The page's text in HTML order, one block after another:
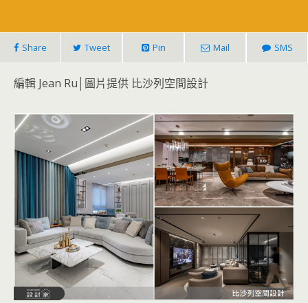
Share Tweet Pin Mail SMS
編輯 Jean Ru│圖片提供 比沙列空間設計